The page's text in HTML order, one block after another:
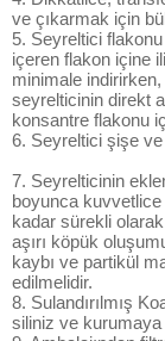
ve çıkarmak için
5. Seyreltici
içeren flakon içine
minimale
seyrelticinin direkt
konsantre flakonu
6. Seyreltici şişe ve
7. Seyrelticinin
boyunca kuvvetlice
kadar sürekli
aşırı köpük
kaybı ve partikül
edilmelidir.
8. Sulandırılmış
siliniz ve kurumaya